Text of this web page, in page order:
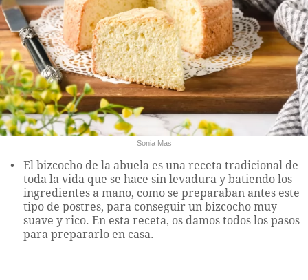
Sonia Mas
El bizcocho de la abuela es una receta tradicional de
toda la vida que se hace sin levadura y batiendo los
ingredientes a mano, como se preparaban antes este
tipo de postres, para conseguir un bizcocho muy
suave y rico. En esta receta, os damos todos los pasos
para prepararlo en casa.